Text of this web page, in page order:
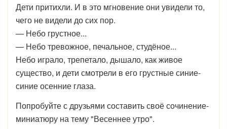
Дети притихли. И в это мгновение они увидели то,
чего не видели до сих пор.
— Небо грустное...
— Небо тревожное, печальное, студёное...
Небо играло, трепетало, дышало, как живое
существо, и дети смотрели в его грустные синие-
синие осенние глаза.
Попробуйте с друзьями составить своё сочинение-
миниатюру на тему "Весеннее утро".